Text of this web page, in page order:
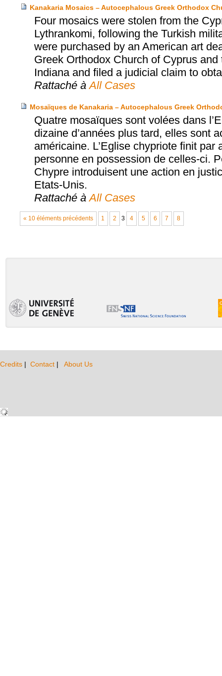
Kanakaria Mosaics – Autocephalous Greek Orthodox
Four mosaics were stolen from the
Lythrankomi, following the Turkish
were purchased by an American art
Greek Orthodox Church of Cyprus
Indiana and filed a judicial claim to
Rattaché à All Cases
Mosaïques de Kanakaria – Autocephalous Greek
Quatre mosaïques sont volées dans
dizaine d’années plus tard, elles sont
américaine. L’Eglise chypriote finit
personne en possession de celles-ci.
Chypre introduisent une action en
Etats-Unis.
Rattaché à All Cases
« 10 éléments précédents 1 2 3 4 5 6 7 8
Credits | Contact | About Us